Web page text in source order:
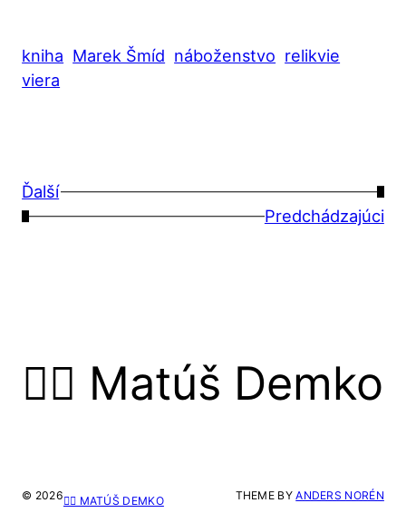
kniha Marek Šmíd náboženstvo relikvie
viera
Ďalší
→
←
Predchádzajúci
🙋‍♂️ Matúš Demko
© 2026🙋‍♂️ MATÚŠ DEMKO THEME BYANDERS NORÉN